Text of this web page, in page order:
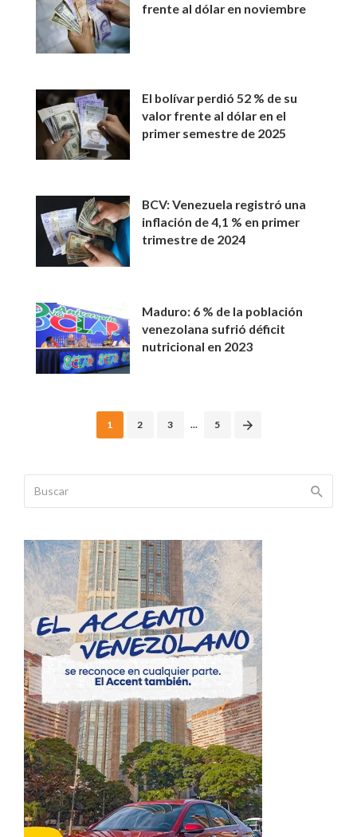
frente al dólar en noviembre
El bolívar perdió 52 % de su
valor frente al dólar en el
primer semestre de 2025
BCV: Venezuela registró una
inflación de 4,1 % en primer
trimestre de 2024
Maduro: 6 % de la población
venezolana sufrió déficit
nutricional en 2023
1 2 3 ... 5